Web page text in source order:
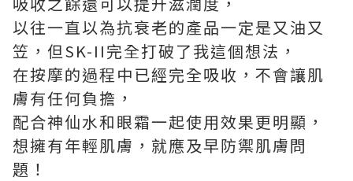
以往一直以為抗衰老的產品一定是又油又
笠，但SK-II完全打破了我這個想法，
在按摩的過程中已經完全吸收，不會讓肌
膚有任何負擔，
配合神仙水和眼霜一起使用效果更明顯，
想擁有年輕肌膚，就應及早防禦肌膚問
題！